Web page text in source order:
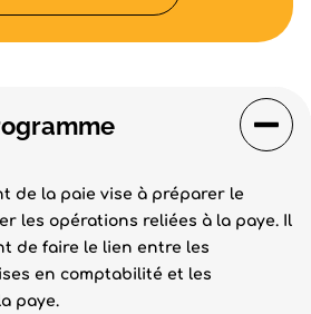
de la paie vise à préparer le
les opérations reliées à la paye. Il
de faire le lien entre les
en comptabilité et les
paye.